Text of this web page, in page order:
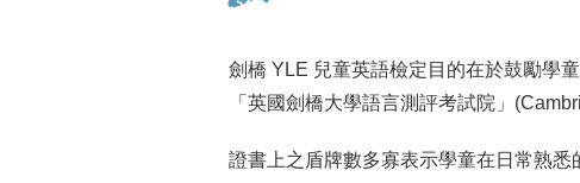
劍橋 YLE 兒童英語檢定目的在於鼓勵學
「英國劍橋大學語言測評考試院」
證書上之盾牌數多寡表示學童在日常熟悉